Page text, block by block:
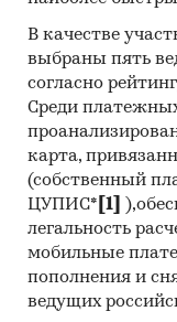
Блендер-
Бортовой
Вакуумный
Водометная
В качестве
выбраны пять
согласно
Среди
карта,
(собственный
ЦУПИС* [1]
легальность
мобильные
пополнения и
ведущих